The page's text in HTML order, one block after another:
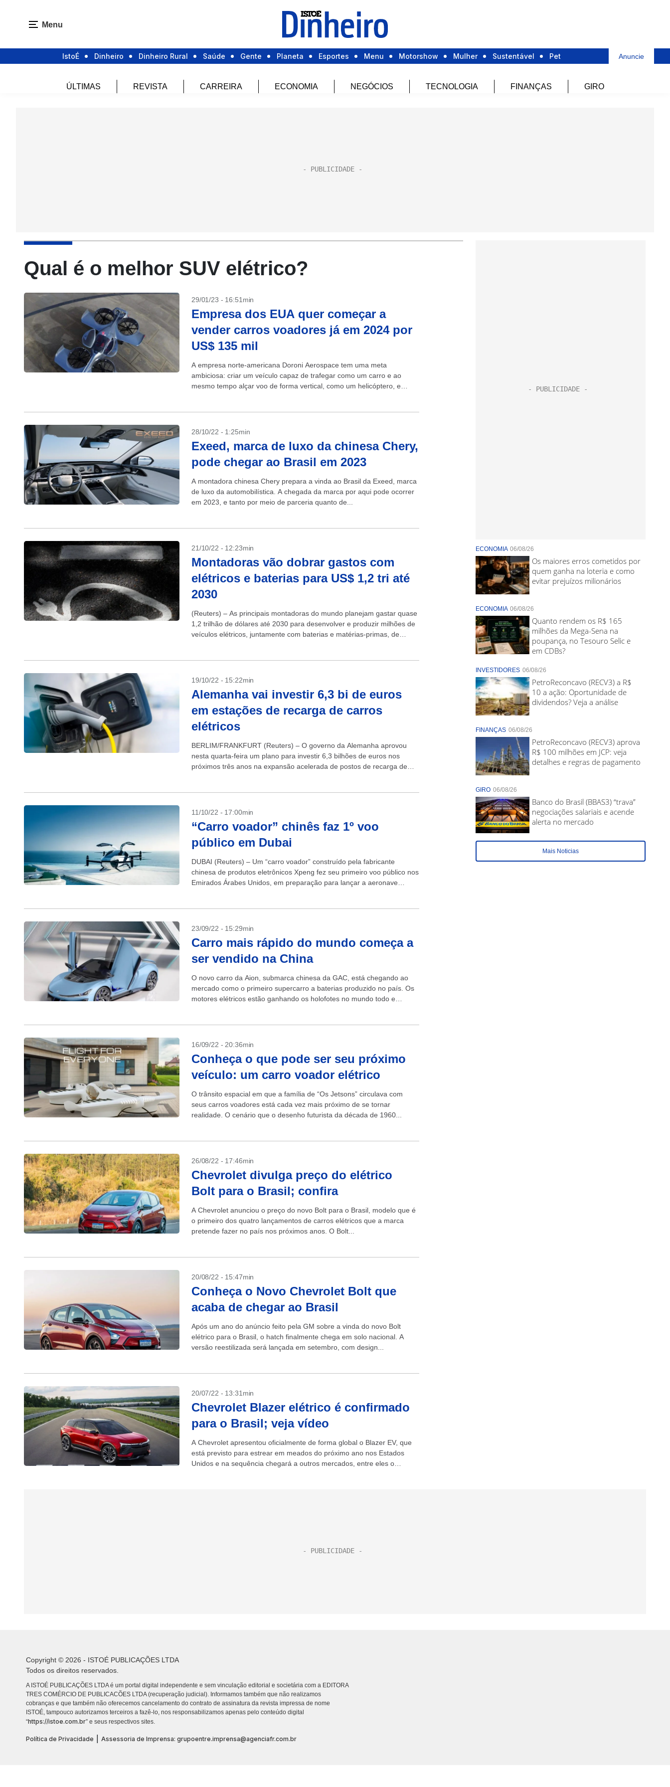
Menu
IstoÉ Dinheiro Dinheiro Rural Saúde Gente Planeta Esportes Menu Motorshow Mulher Sustentável Pet Anuncie
ÚLTIMAS REVISTA CARREIRA ECONOMIA NEGÓCIOS TECNOLOGIA FINANÇAS GIRO
Qual é o melhor SUV elétrico?
29/01/23 - 16:51min
Empresa dos EUA quer começar a
vender carros voadores já em 2024 por
US$ 135 mil
A empresa norte-americana Doroni Aerospace tem uma meta
ambiciosa: criar um veículo capaz de trafegar como um carro e ao
mesmo tempo alçar voo de forma vertical, como um helicóptero, e
28/10/22 - 1:25min
Exeed, marca de luxo da chinesa Chery,
pode chegar ao Brasil em 2023
A montadora chinesa Chery prepara a vinda ao Brasil da Exeed, marca
de luxo da automobilística. A chegada da marca por aqui pode ocorrer
em 2023, e tanto por meio de parceria quanto de...
21/10/22 - 12:23min
Montadoras vão dobrar gastos com
elétricos e baterias para US$ 1,2 tri até
2030
(Reuters) – As principais montadoras do mundo planejam gastar quase
1,2 trilhão de dólares até 2030 para desenvolver e produzir milhões de
veículos elétricos, juntamente com baterias e matérias-primas, de
19/10/22 - 15:22min
Alemanha vai investir 6,3 bi de euros
em estações de recarga de carros
elétricos
BERLIM/FRANKFURT (Reuters) – O governo da Alemanha aprovou
nesta quarta-feira um plano para investir 6,3 bilhões de euros nos
próximos três anos na expansão acelerada de postos de recarga de
11/10/22 - 17:00min
“Carro voador” chinês faz 1º voo
público em Dubai
DUBAI (Reuters) – Um “carro voador” construído pela fabricante
chinesa de produtos eletrônicos Xpeng fez seu primeiro voo público nos
Emirados Árabes Unidos, em preparação para lançar a aeronave
23/09/22 - 15:29min
Carro mais rápido do mundo começa a
ser vendido na China
O novo carro da Aion, submarca chinesa da GAC, está chegando ao
mercado como o primeiro supercarro a baterias produzido no país. Os
motores elétricos estão ganhando os holofotes no mundo todo e
16/09/22 - 20:36min
Conheça o que pode ser seu próximo
veículo: um carro voador elétrico
O trânsito espacial em que a família de “Os Jetsons” circulava com
seus carros voadores está cada vez mais próximo de se tornar
realidade. O cenário que o desenho futurista da década de 1960...
26/08/22 - 17:46min
Chevrolet divulga preço do elétrico
Bolt para o Brasil; confira
A Chevrolet anunciou o preço do novo Bolt para o Brasil, modelo que é
o primeiro dos quatro lançamentos de carros elétricos que a marca
pretende fazer no país nos próximos anos. O Bolt...
20/08/22 - 15:47min
Conheça o Novo Chevrolet Bolt que
acaba de chegar ao Brasil
Após um ano do anúncio feito pela GM sobre a vinda do novo Bolt
elétrico para o Brasil, o hatch finalmente chega em solo nacional. A
versão reestilizada será lançada em setembro, com design...
20/07/22 - 13:31min
Chevrolet Blazer elétrico é confirmado
para o Brasil; veja vídeo
A Chevrolet apresentou oficialmente de forma global o Blazer EV, que
está previsto para estrear em meados do próximo ano nos Estados
Unidos e na sequência chegará a outros mercados, entre eles o
ECONOMIA 06/08/26
Os maiores erros cometidos por
quem ganha na loteria e como
evitar prejuízos milionários
ECONOMIA 06/08/26
Quanto rendem os R$ 165
milhões da Mega-Sena na
poupança, no Tesouro Selic e
em CDBs?
INVESTIDORES 06/08/26
PetroReconcavo (RECV3) a R$
10 a ação: Oportunidade de
dividendos? Veja a análise
FINANÇAS 06/08/26
PetroReconcavo (RECV3) aprova
R$ 100 milhões em JCP: veja
detalhes e regras de pagamento
GIRO 06/08/26
Banco do Brasil (BBAS3) “trava”
negociações salariais e acende
alerta no mercado
Mais Noticias
Copyright © 2026 - ISTOÉ PUBLICAÇÕES LTDA
Todos os direitos reservados.
A ISTOÉ PUBLICAÇÕES LTDA é um portal digital independente e sem vinculação editorial e societária com a EDITORA
TRES COMÉRCIO DE PUBLICACÕES LTDA (recuperação judicial). Informamos também que não realizamos
cobranças e que também não oferecemos cancelamento do contrato de assinatura da revista impressa de nome
ISTOÉ, tampouco autorizamos terceiros a fazê-lo, nos responsabilizamos apenas pelo conteúdo digital
“https://istoe.com.br” e seus respectivos sites.
Política de Privacidade Assessoria de Imprensa: grupoentre.imprensa@agenciafr.com.br